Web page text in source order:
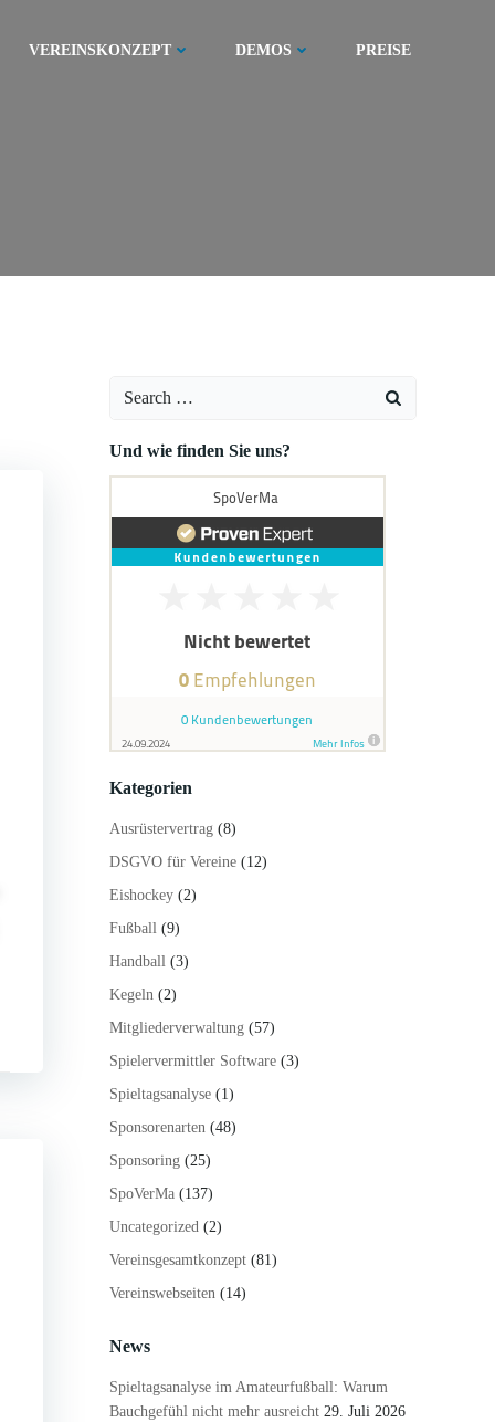
VEREINSKONZEPT DEMOS PREISE
Search
Und wie finden Sie uns?
Kategorien
Ausrüstervertrag (8)
DSGVO für Vereine (12)
Eishockey (2)
Fußball (9)
Handball (3)
Kegeln (2)
Mitgliederverwaltung (57)
Spielervermittler Software (3)
Spieltagsanalyse (1)
Sponsorenarten (48)
Sponsoring (25)
SpoVerMa (137)
Uncategorized (2)
Vereinsgesamtkonzept (81)
Vereinswebseiten (14)
News
Spieltagsanalyse im Amateurfußball: Warum
Bauchgefühl nicht mehr ausreicht 29. Juli 2026